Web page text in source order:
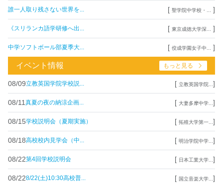
誰一人取り残さない世界を... [ 聖学院中学校・... ]
《スリランカ語学研修へ出... [ 東京成徳大学深... ]
中学ソフトボール部夏季大... [ 佼成学園女子中... ]
イベント情報 もっと見る
08/09立教英国学院学校説... [ 立教英国学院... ]
08/11 真夏の夜の納涼企画... [ 大妻多摩中学... ]
08/15学校説明会（夏期実施） [ 拓殖大学第一... ]
08/18高校校内見学会（中... [ 明治学院中学... ]
08/22第4回学校説明会 [ 日本工業大学... ]
08/228/22(土)10:30高校普... [ 国立音楽大学... ]